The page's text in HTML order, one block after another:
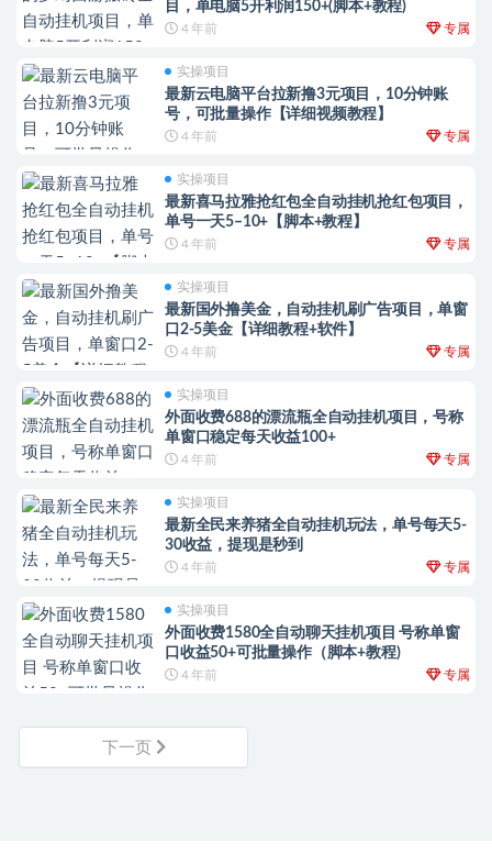
目，单电脑5开利润150+(脚本+教程)
4 年前 专属
实操项目
最新云电脑平台拉新撸3元项目，10分钟账
号，可批量操作【详细视频教程】
4 年前 专属
实操项目
最新喜马拉雅抢红包全自动挂机抢红包项目，
单号一天5–10+【脚本+教程】
4 年前 专属
实操项目
最新国外撸美金，自动挂机刷广告项目，单窗
口2-5美金【详细教程+软件】
4 年前 专属
实操项目
外面收费688的漂流瓶全自动挂机项目，号称
单窗口稳定每天收益100+
4 年前 专属
实操项目
最新全民来养猪全自动挂机玩法，单号每天5-
30收益，提现是秒到
4 年前 专属
实操项目
外面收费1580全自动聊天挂机项目 号称单窗
口收益50+可批量操作（脚本+教程)
4 年前 专属
下一页